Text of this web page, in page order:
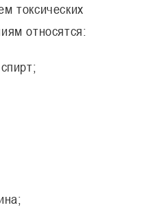
токсических
относятся: